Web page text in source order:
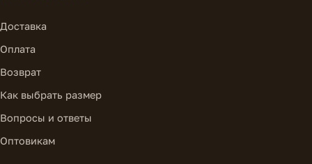
Доставка
Оплата
Возврат
Как выбрать размер
Вопросы и ответы
Оптовикам